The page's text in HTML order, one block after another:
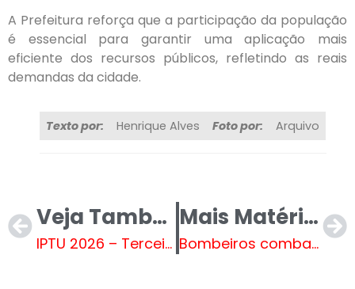
A Prefeitura reforça que a participação da população
é essencial para garantir uma aplicação mais
eficiente dos recursos públicos, refletindo as reais
demandas da cidade.
Texto por: Henrique Alves Foto por: Arquivo
Veja Também
IPTU 2026 – Terceira parcela vence na próxima segunda-feira (11)
Mais Matérias
Bombeiros combatem grande incêndio no Ecoponto em Três Lagoas. VEJA O VÍDEO